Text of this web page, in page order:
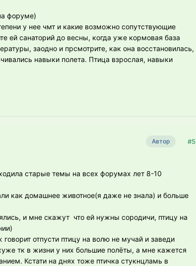
форуме)
у нее чмт и какие возможно сопутствующие
ей санаторий до весны, когда уже кормовая база
заодно и прсмотрите, как она восстановилась,
навыки полета. Птица взрослая, навыки
Автор #5
старые темы на всех форумах лет 8-10
как домашнее животное(я даже не знала) и больше
и мне скажут что ей нужны сородичи, птицу на
отпусти птицу на волю не мучай и заведи
тк в жизни у них большие полёты, а мне кажется
Кстати на днях тоже птичка стукнцламь в